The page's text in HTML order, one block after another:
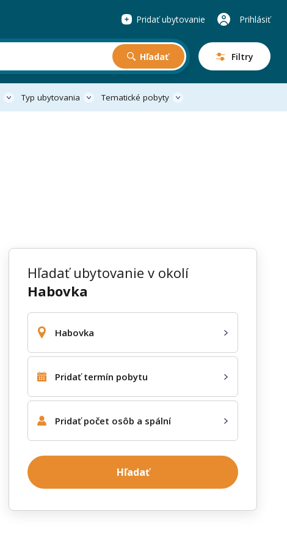
Hľadať Filtry
Pridať ubytovanie Prihlásiť
Typ ubytovania Tematické pobyty
Hľadať ubytovanie v okolí
Habovka
Habovka
Pridať termín pobytu
Pridať počet osôb a spální
Hľadať